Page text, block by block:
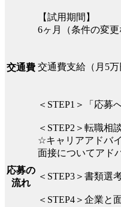
【試用期間】
6ヶ月（条件の変更
交通費 交通費支給（月5万
応募の
流れ
＜STEP1＞「応募
＜STEP2＞転職相
☆キャリアアドバ
面接についてアド
＜STEP3＞書類選
＜STEP4＞企業と